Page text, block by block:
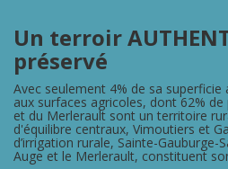
Un terroir
préservé
Avec seulement 4% de sa
aux surfaces agricoles, dont 62% de
et du Merlerault sont un territoire
d'équilibre centraux, Vimoutiers et
d’irrigation rurale, Sainte-Gauburge-
Auge et le Merlerault, constituent